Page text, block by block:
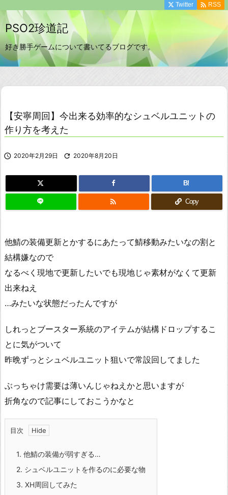
PSO2珍道記
好き勝手ゲームについて書いてるブログです。
Twitter  RSS
【安寧周回】今出来る効率的なシュベルユニットの
作り方を考えた
 2020年2月29日  2020年8月20日
B!
 Copy
他鯖の装備更新とかするにあたって鯖移動みたいなの割と
結構嫌なので
なるべく現地で更新したいでも現地じゃ素材がなくて更新
出来ねえ
…みたいな状態だったんですが
しれっとブースター系統のアイテムが結構ドロップするこ
とに気がついて
昨晩ずっとシュベルユニット狙いで常設回してました
ぶっちゃけ需要は薄いんじゃねえかと思いますが
折角なので記事にしておこうかなと
目次
1. 他鯖の装備が弱すぎる…
2. シュベルユニットを作るのに必要な物
3. XH周回してみた